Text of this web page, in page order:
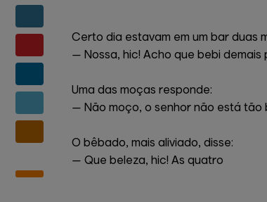
Certo dia estavam em um bar duas
— Nossa, hic! Acho que bebi
Uma das moças responde:
— Não moço, o senhor não está tão
O bêbado, mais aliviado, disse:
— Que beleza, hic! As quatro